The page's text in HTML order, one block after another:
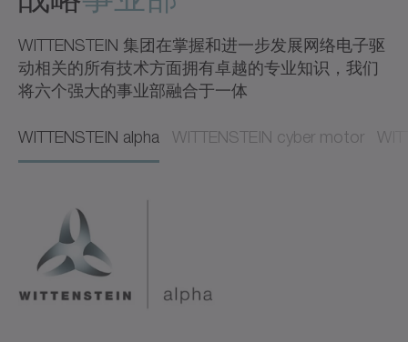
WITTENSTEIN 集团在掌握和进一步发展网络电子驱
动相关的所有技术方面拥有卓越的专业知识，我们
将六个强大的事业部融合于一体
WITTENSTEIN alpha WITTENSTEIN cyber motor